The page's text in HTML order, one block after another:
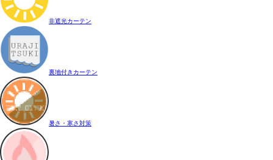
非遮光カーテン
裏地付きカーテン
暑さ・寒さ対策